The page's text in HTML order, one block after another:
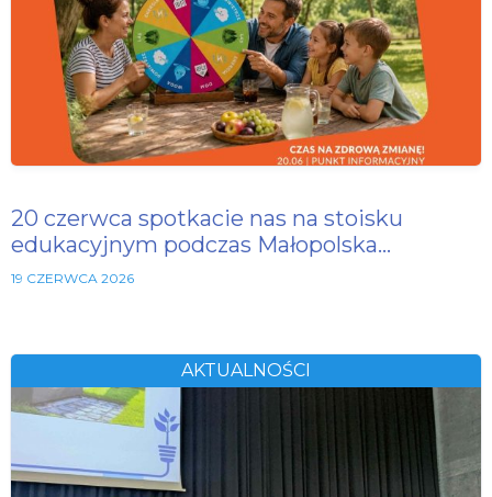
20 czerwca spotkacie nas na stoisku
edukacyjnym podczas Małopolska…
19 CZERWCA 2026
AKTUALNOŚCI